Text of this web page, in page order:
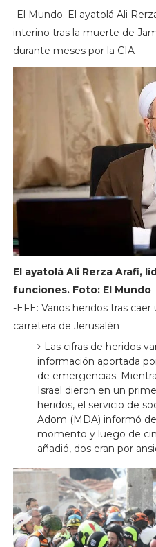
-El Mundo. El ayatolá Ali
interino tras la muerte de
durante meses por la CIA
El ayatolá Ali Rerza Arafi,
funciones. Foto: El Mundo
-EFE: Varios heridos tras
carretera de Jerusalén
Las cifras de heridos
información aportada
de emergencias.
Israel dieron en un
heridos, el servicio de
Adom (MDA) informó
momento y luego de
añadió, dos eran por